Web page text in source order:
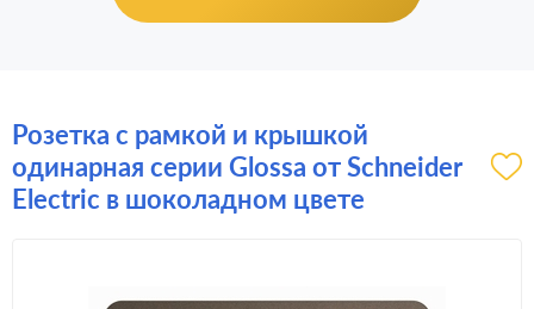
Розетка с рамкой и крышкой
одинарная серии Glossa от Schneider
Electric в шоколадном цвете